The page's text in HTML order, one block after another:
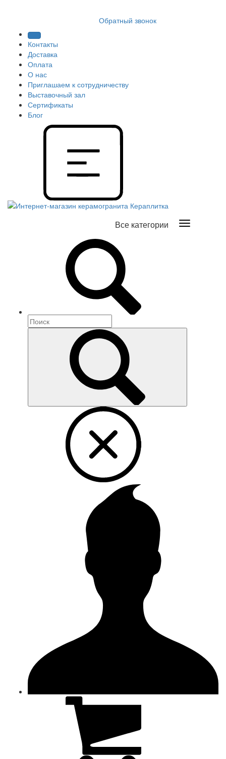
Обратный звонок
Контакты
Доставка
Оплата
О нас
Приглашаем к сотрудничеству
Выставочный зал
Сертификаты
Блог
Все категории